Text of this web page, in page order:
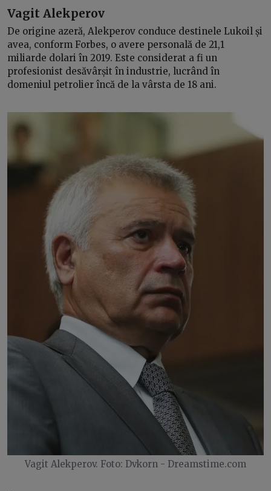
Vagit Alekperov
De origine azeră, Alekperov conduce destinele Lukoil și
avea, conform Forbes, o avere personală de 21,1
miliarde dolari în 2019. Este considerat a fi un
profesionist desăvârșit în industrie, lucrând în
domeniul petrolier încă de la vârsta de 18 ani.
Vagit Alekperov. Foto: Dvkorn - Dreamstime.com